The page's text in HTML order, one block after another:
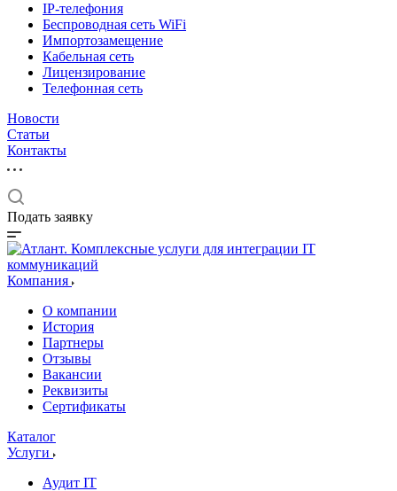
IP-телефония
Беспроводная сеть WiFi
Импортозамещение
Кабельная сеть
Лицензирование
Телефонная сеть
Новости
Статьи
Контакты
Подать заявку
Компания
О компании
История
Партнеры
Отзывы
Вакансии
Реквизиты
Сертификаты
Каталог
Услуги
Аудит IT